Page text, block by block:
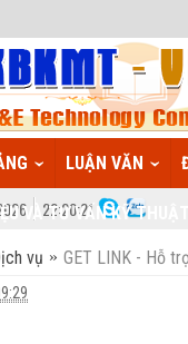
LUẬN VĂN
VÀ TƯ VẤN KỸ THUẬT
22:20:21
vụ GET LINK - Hỗ